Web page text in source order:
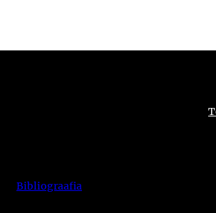
Bibliograafia